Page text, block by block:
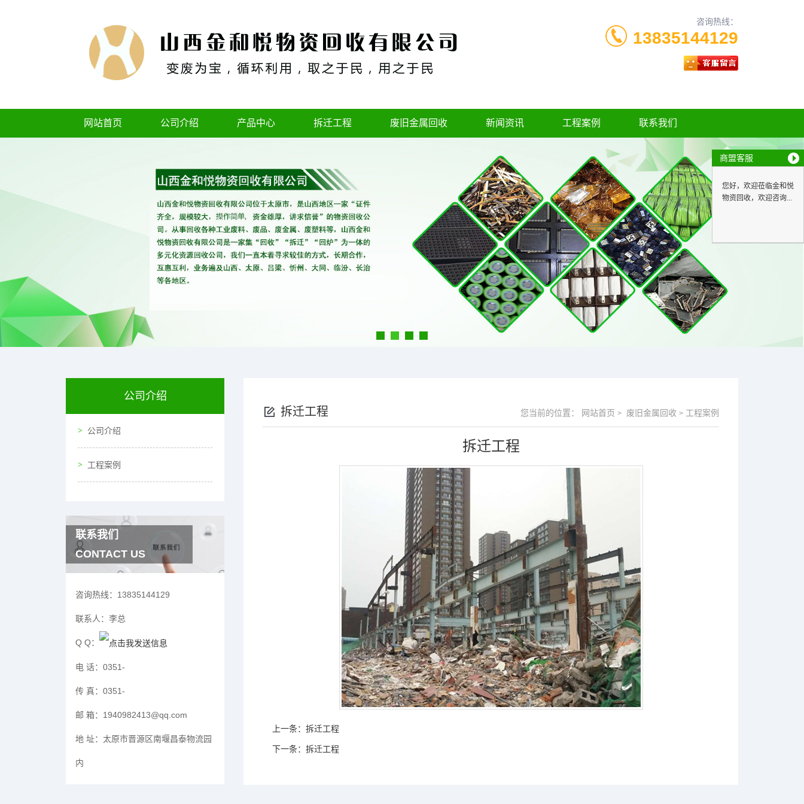
咨询热线：
13835144129
网站首页 公司介绍 产品中心 拆迁工程 废旧金属回收 新闻资讯 工程案例 联系我们
公司介绍
公司介绍
工程案例
联系我们
CONTACT US
咨询热线： 13835144129
联系人： 李总
Q Q：
电 话： 0351-
传 真： 0351-
邮 箱： 1940982413@qq.com
地 址： 太原市晋源区南堰昌泰物流园
内
拆迁工程 您当前的位置： 网站首页 > 废旧金属回收 > 工程案例
拆迁工程
上一条： 拆迁工程
下一条： 拆迁工程
商盟客服
您好，欢迎莅临金和悦
物资回收，欢迎咨询...